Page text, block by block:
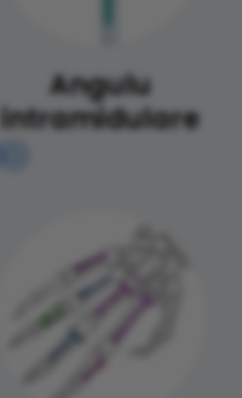
Angulu
intramidulare